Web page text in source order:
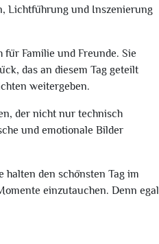
Lichtführung und Inszenierung
Familie und Freunde. Sie
das an diesem Tag geteilt
weitergeben.
der nicht nur technisch
und emotionale Bilder
den schönsten Tag im
einzutauchen. Denn egal